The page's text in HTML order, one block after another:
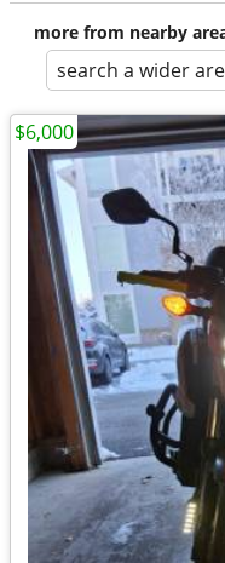
more from nearby
search a wider
$6,000